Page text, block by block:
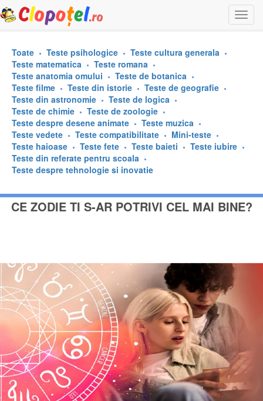
Toate Teste psihologice
Teste cultura generala
Teste matematica
Teste romana
Teste anatomia omului
Teste de botanica
Teste filme
Teste din istorie
Teste de geografie
Teste din astronomie
Teste de logica
Teste de chimie
Teste de zoologie
Teste despre desene animate
Teste muzica
Teste vedete
Teste compatibilitate
Mini-teste
Teste haioase
Teste fete Teste baieti
Teste iubire
Teste din referate pentru scoala
Teste despre tehnologie si inovatie
CE ZODIE TI S-AR POTRIVI CEL MAI BINE?